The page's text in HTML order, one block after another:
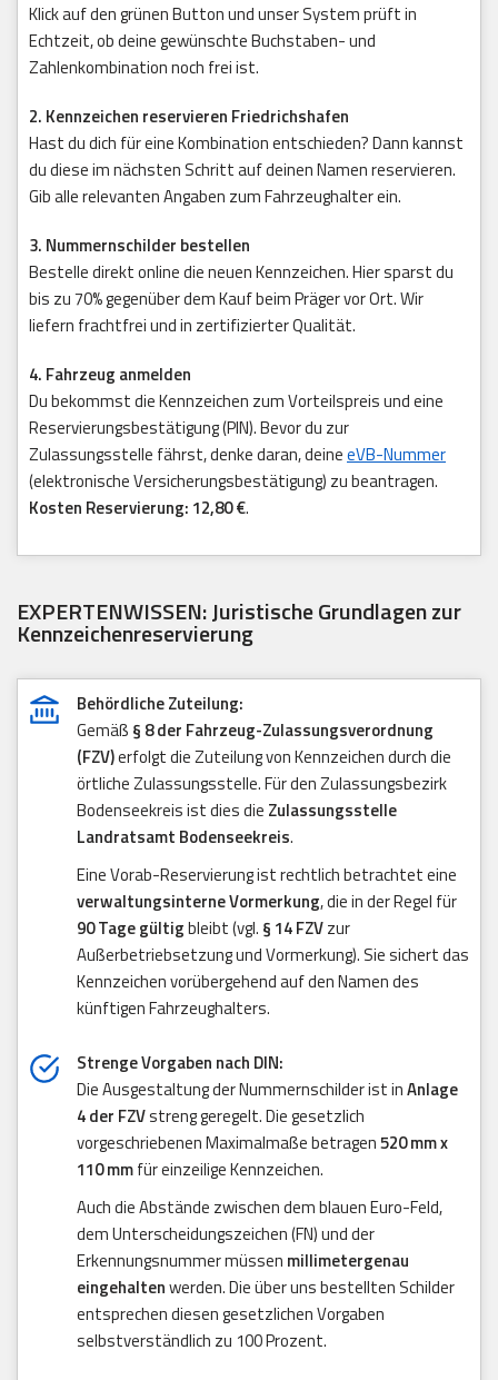
Klick auf den grünen Button und unser System prüft in
Echtzeit, ob deine gewünschte Buchstaben- und
Zahlenkombination noch frei ist.
2. Kennzeichen reservieren Friedrichshafen
Hast du dich für eine Kombination entschieden? Dann kannst
du diese im nächsten Schritt auf deinen Namen reservieren.
Gib alle relevanten Angaben zum Fahrzeughalter ein.
3. Nummernschilder bestellen
Bestelle direkt online die neuen Kennzeichen. Hier sparst du
bis zu 70% gegenüber dem Kauf beim Präger vor Ort. Wir
liefern frachtfrei und in zertifizierter Qualität.
4. Fahrzeug anmelden
Du bekommst die Kennzeichen zum Vorteilspreis und eine
Reservierungsbestätigung (PIN). Bevor du zur
Zulassungsstelle fährst, denke daran, deineeVB-Nummer
(elektronische Versicherungsbestätigung) zu beantragen.
Kosten Reservierung: 12,80 €.
EXPERTENWISSEN: Juristische Grundlagen zur
Kennzeichenreservierung
Behördliche Zuteilung:
Gemäß § 8 der Fahrzeug-Zulassungsverordnung
(FZV)erfolgt die Zuteilung von Kennzeichen durch die
örtliche Zulassungsstelle. Für den Zulassungsbezirk
Bodenseekreis ist dies die Zulassungsstelle
Landratsamt Bodenseekreis.
Eine Vorab-Reservierung ist rechtlich betrachtet eine
verwaltungsinterne Vormerkung, die in der Regel für
90 Tage gültigbleibt (vgl. § 14 FZVzur
Außerbetriebsetzung und Vormerkung). Sie sichert das
Kennzeichen vorübergehend auf den Namen des
künftigen Fahrzeughalters.
Strenge Vorgaben nach DIN:
Die Ausgestaltung der Nummernschilder ist inAnlage
4 der FZVstreng geregelt. Die gesetzlich
vorgeschriebenen Maximalmaße betragen520 mm x
110 mmfür einzeilige Kennzeichen.
Auch die Abstände zwischen dem blauen Euro-Feld,
dem Unterscheidungszeichen (FN) und der
Erkennungsnummer müssen millimetergenau
eingehaltenwerden. Die über uns bestellten Schilder
entsprechen diesen gesetzlichen Vorgaben
selbstverständlich zu 100 Prozent.